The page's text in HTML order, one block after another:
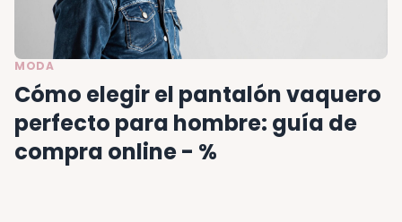
MODA
Cómo elegir el pantalón vaquero
perfecto para hombre: guía de
compra online - %